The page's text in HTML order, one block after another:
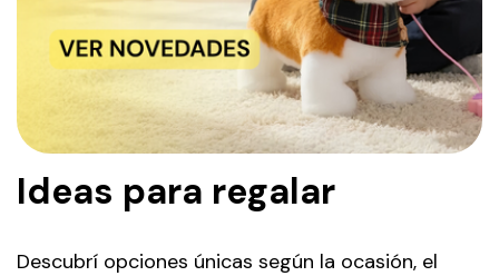
Ideas para regalar
Descubrí opciones únicas según la ocasión, el